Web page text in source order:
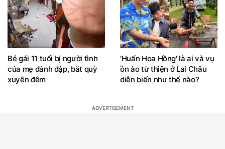
Bé gái 11 tuổi bị người tình
của mẹ đánh đập, bắt quỳ
xuyên đêm
'Huấn Hoa Hồng' là ai và vụ
ồn ào từ thiện ở Lai Châu
diễn biến như thế nào?